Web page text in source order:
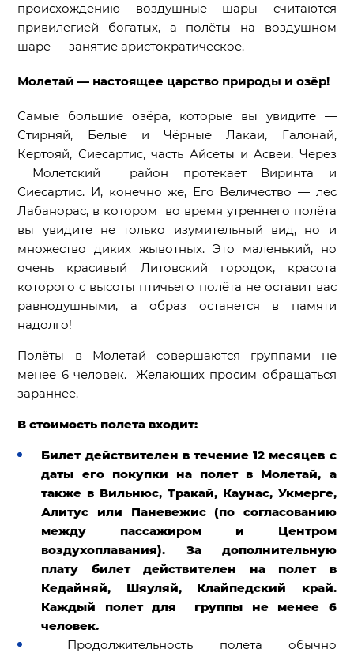
происхождению воздушные шары считаются
привилегией богатых, а полёты на воздушном
шаре — занятие аристократическое.
Молетай — настоящее царство природы и озёр!
Самые большие озёра, которые вы увидите —
Стирняй, Белые и Чёрные Лакаи, Галонай,
Кертояй, Сиесартис, часть Айсеты и Aсвеи. Через
Молетский район протекает Виринта и
Сиесартис. И, конечно же, Его Величество — лес
Лабанорас, в котором во время утреннего полёта
вы увидите не только изумительный вид, но и
множество диких жывотных. Это маленький, но
очень красивый Литовский городок, красота
которого с высоты птичьего полёта не оставит вас
равнодушными, а образ останется в памяти
надолго!
Полёты в Молетай совершаются группами не
менее 6 человек. Желающих просим обращаться
зараннее.
В стоимость полета входит:
Билет действителен в течение 12 месяцев с
даты его покупки на полет в Молетай, а
также в Вильнюс, Тракай, Каунас, Укмерге,
Алитус или Паневежис (по согласованию
между пассажиром и Центром
воздухоплавания). За дополнительную
плату билет действителен на полет в
Кедайняй, Шяуляй, Клайпедский край.
Каждый полет для группы не менее 6
человек.
Продолжительность полета обычно